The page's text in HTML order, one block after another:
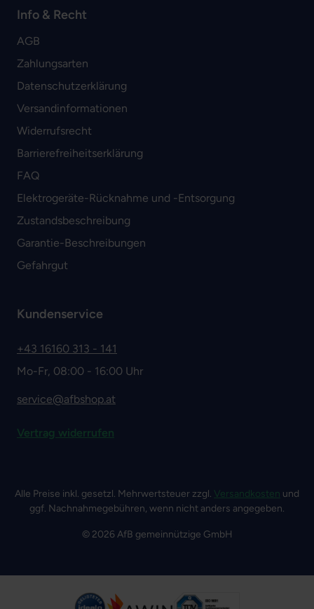
Info & Recht
AGB
Zahlungsarten
Datenschutzerklärung
Versandinformationen
Widerrufsrecht
Barrierefreiheitserklärung
FAQ
Elektrogeräte-Rücknahme und -Entsorgung
Zustandsbeschreibung
Garantie-Beschreibungen
Gefahrgut
Kundenservice
+43 16160 313 - 141
Mo-Fr, 08:00 - 16:00 Uhr
service@afbshop.at
Vertrag widerrufen
Alle Preise inkl. gesetzl. Mehrwertsteuer zzgl. Versandkosten und
ggf. Nachnahmegebühren, wenn nicht anders angegeben.
© 2026 AfB gemeinnützige GmbH